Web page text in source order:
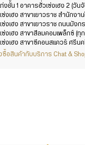
ชั้น 1 อาคารฮั่วเซ่งเฮง 2 (วัน
งเฮง สาขาเยาวราช สำนักงา
งเฮง สาขาเยาวราช ถนนมังก
งเฮง สาขาสีลมคอมเพล็กซ์ (ทุ
ซ่งเฮง สาขาซีคอนสแควร์ ศรีน
อสินค้ากับบริการ Chat &